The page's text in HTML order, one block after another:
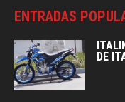
ENTRADAS
DE